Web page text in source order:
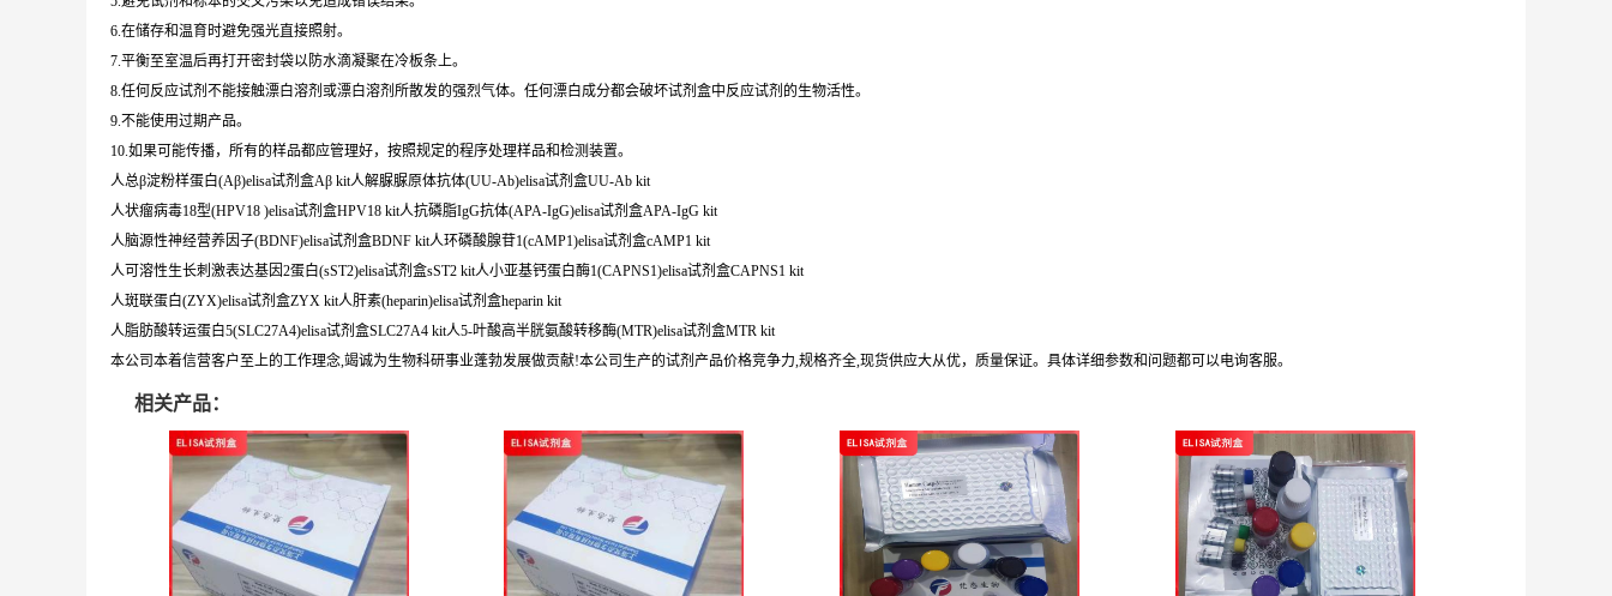
6.在储存和温育时避免强光直接照射。
7.平衡至室温后再打开密封袋以防水滴凝聚在冷板条上。
8.任何反应试剂不能接触漂白溶剂或漂白溶剂所散发的强烈气体。任何漂白成分都会破坏试剂盒中反应试剂的生物活性。
9.不能使用过期产品。
10.如果可能传播，所有的样品都应管理好，按照规定的程序处理样品和检测装置。
人总β淀粉样蛋白(Aβ)elisa试剂盒Aβ kit人解脲脲原体抗体(UU-Ab)elisa试剂盒UU-Ab kit
人状瘤病毒18型(HPV18 )elisa试剂盒HPV18 kit人抗磷脂IgG抗体(APA-IgG)elisa试剂盒APA-IgG kit
人脑源性神经营养因子(BDNF)elisa试剂盒BDNF kit人环磷酸腺苷1(cAMP1)elisa试剂盒cAMP1 kit
人可溶性生长刺激表达基因2蛋白(sST2)elisa试剂盒sST2 kit人小亚基钙蛋白酶1(CAPNS1)elisa试剂盒CAPNS1 kit
人斑联蛋白(ZYX)elisa试剂盒ZYX kit人肝素(heparin)elisa试剂盒heparin kit
人脂肪酸转运蛋白5(SLC27A4)elisa试剂盒SLC27A4 kit人5-叶酸高半胱氨酸转移酶(MTR)elisa试剂盒MTR kit
本公司本着信营客户至上的工作理念,竭诚为生物科研事业蓬勃发展做贡献!本公司生产的试剂产品价格竞争力,规格齐全,现货供应大从优，质量保证。具体详细参数和问题都可以电询客服。
相关产品：